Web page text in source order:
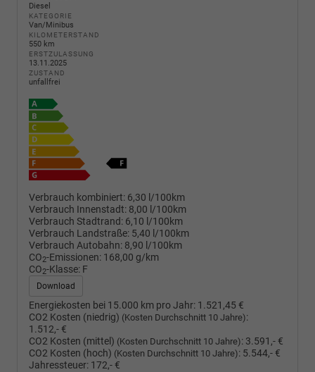
Diesel
KATEGORIE
Van/Minibus
KILOMETERSTAND
550 km
ERSTZULASSUNG
13.11.2025
ZUSTAND
unfallfrei
Verbrauch kombiniert: 6,30 l/100km
Verbrauch Innenstadt: 8,00 l/100km
Verbrauch Stadtrand: 6,10 l/100km
Verbrauch Landstraße: 5,40 l/100km
Verbrauch Autobahn: 8,90 l/100km
CO2-Emissionen: 168,00 g/km
CO2-Klasse: F
Download
Energiekosten bei 15.000 km pro Jahr: 1.521,45 €
CO2 Kosten (niedrig) (Kosten Durchschnitt 10 Jahre):
1.512,- €
CO2 Kosten (mittel) (Kosten Durchschnitt 10 Jahre): 3.591,- €
CO2 Kosten (hoch) (Kosten Durchschnitt 10 Jahre): 5.544,- €
Jahressteuer: 172,- €